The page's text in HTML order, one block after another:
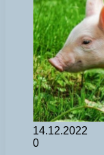
14.12.2022
0